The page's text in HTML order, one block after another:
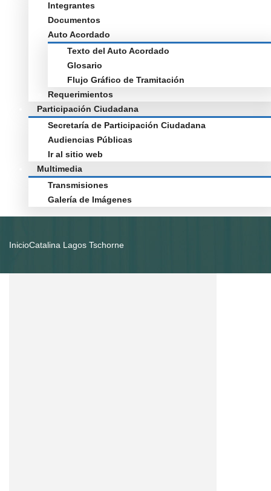
Integrantes
Documentos
Auto Acordado
Texto del Auto Acordado
Glosario
Flujo Gráfico de Tramitación
Requerimientos
Participación Ciudadana
Secretaría de Participación Ciudadana
Audiencias Públicas
Ir al sitio web
Multimedia
Transmisiones
Galería de Imágenes
InicioCatalina Lagos Tschorne